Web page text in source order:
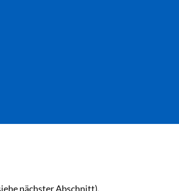
nächster Abschnitt).